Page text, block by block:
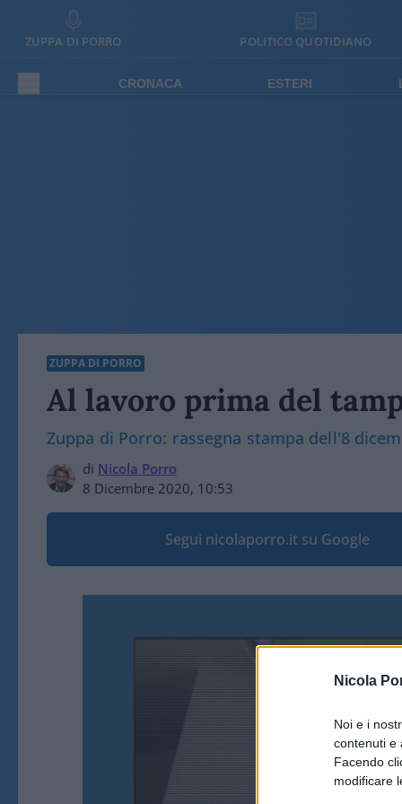
Nicola
Noi e i
contenuti e
Facendo
modificare
ZUPPA DI PORRO POLITICO QUOTIDIANO
CRONACA ESTERI
ZUPPA DI PORRO
Al lavoro prima del
Zuppa di Porro: rassegna stampa dell'8
di Nicola Porro
8 Dicembre 2020, 10:53
Segui nicolaporro.it su Google